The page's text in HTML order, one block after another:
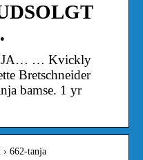
… Kvickly
Bretschneider
bamse. 1 yr
662-tanja